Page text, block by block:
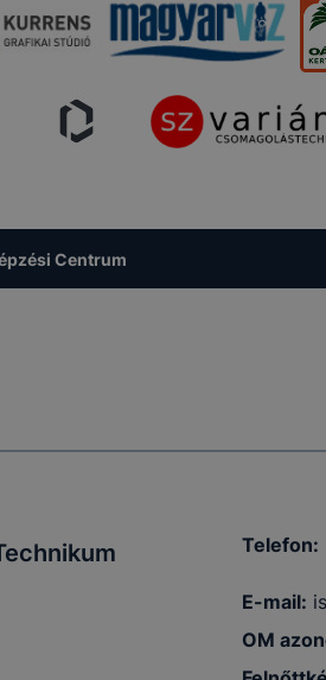
Centrum
Telefon:
E-mail:
OM
engedélyezi a cookie-k
megváltoztathatók.
használhatóságának és
k alkalmazásának